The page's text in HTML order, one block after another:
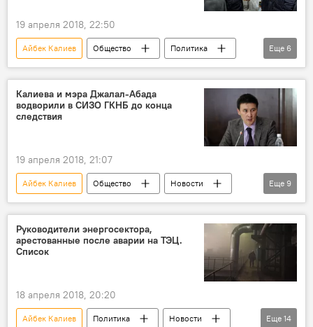
19 апреля 2018, 22:50
Айбек Калиев Общество
Политика
Кыргызстан
Сапар Исаков
ТЭЦ
отставка
авария
Уголовные дела и задержания по делу о ТЭЦ
Еще 6
Калиева и мэра Джалал-Абада
водворили в СИЗО ГКНБ до конца
следствия
19 апреля 2018, 21:07
Айбек Калиев Общество
Новости
Кыргызстан
Происшествия
Салайдин Авазов
Жолдошбек Назаров
Первомайский районный суд
ГКНБ
Еще 9
Руководители энергосектора,
арестованные после аварии на ТЭЦ.
Список
18 апреля 2018, 20:20
Айбек Калиев Политика Новости Еще 14